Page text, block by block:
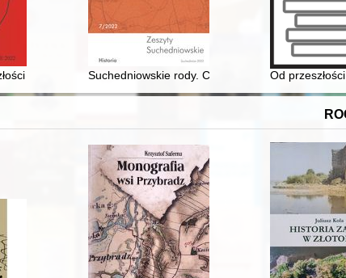
ziemi siedleckiej : biogramy
Suchedniowskie rody. Cz. 2, Od